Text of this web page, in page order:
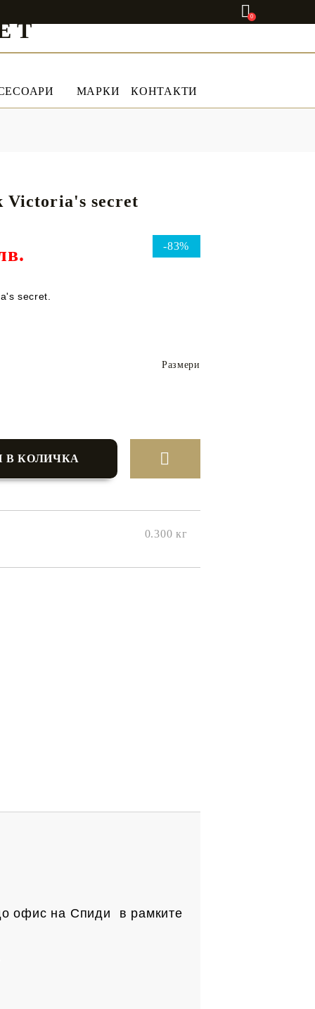
0
МАРКИ КОНТАКТИ
Victoria's secret
-83%
secret.
Размери
0.300 кг
офис на Спиди в рамките